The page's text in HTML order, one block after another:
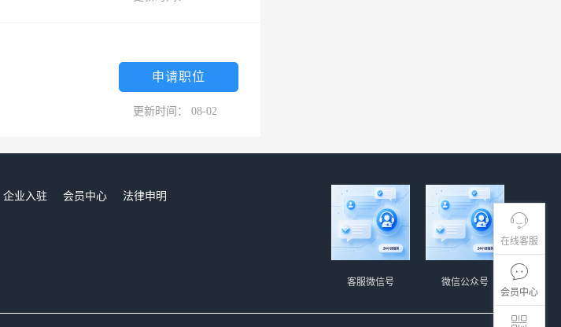
在线客服
会员中心
申请职位
更新时间： 08-02
企业入驻 会员中心
法律申明
微信公众号
客服微信号